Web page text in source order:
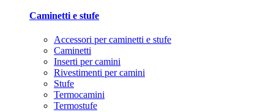
Caminetti e stufe
Accessori per caminetti e stufe
Caminetti
Inserti per camini
Rivestimenti per camini
Stufe
Termocamini
Termostufe